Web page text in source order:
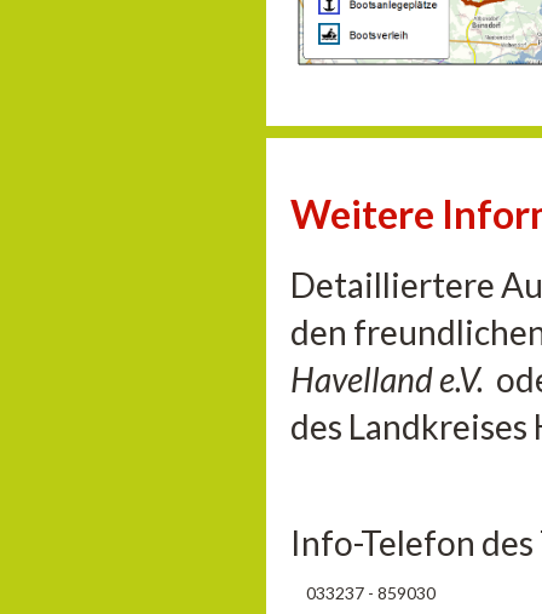
Weitere
Detailliertere
den
Havelland e.V.
des Landkreises
Info-Telefon des
033237 - 859030